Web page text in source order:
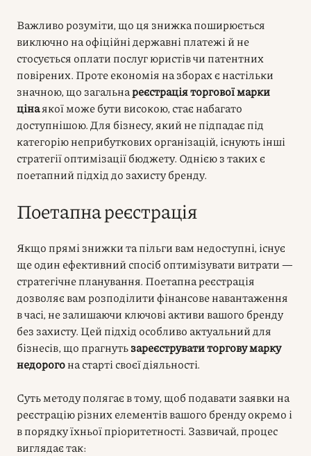
Важливо розуміти, що ця знижка поширюється
виключно на офіційні державні платежі й не
стосується оплати послуг юристів чи патентних
повірених. Проте економія на зборах є настільки
значною, що загальнареєстрація торгової марки
цінаякої може бути високою, стає набагато
доступнішою. Для бізнесу, який не підпадає під
категорію неприбуткових організацій, існують інші
стратегії оптимізації бюджету. Однією з таких є
поетапний підхід до захисту бренду.
Поетапна реєстрація
Якщо прямі знижки та пільги вам недоступні, існує
ще один ефективний спосіб оптимізувати витрати —
стратегічне планування. Поетапна реєстрація
дозволяє вам розподілити фінансове навантаження
в часі, не залишаючи ключові активи вашого бренду
без захисту. Цей підхід особливо актуальний для
бізнесів, що прагнутьзареєструвати торгову марку
недорогона старті своєї діяльності.
Суть методу полягає в тому, щоб подавати заявки на
реєстрацію різних елементів вашого бренду окремо і
в порядку їхньої пріоритетності. Зазвичай, процес
виглядає так: